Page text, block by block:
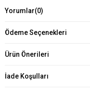
Yorumlar(0)
Ödeme Seçenekleri
Ürün Önerileri
İade Koşulları